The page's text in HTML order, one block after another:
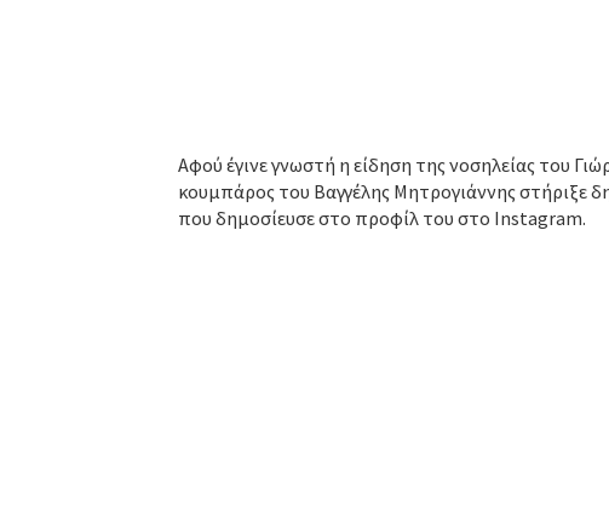
Αφού έγινε γνωστή η είδηση της νοσηλείας του
κουμπάρος του Βαγγέλης Μητρογιάννης στήριξε
που δημοσίευσε στο προφίλ του στο Instagram.